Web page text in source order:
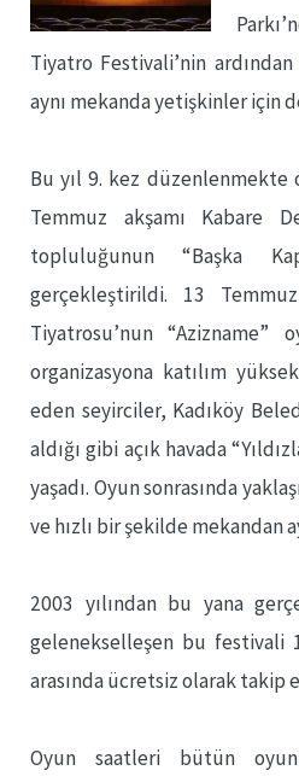
Tiyatro Festivali’nin
aynı mekanda yetişkinler için
Bu yıl 9. kez düzenlenmekte
Temmuz akşamı Kabare
topluluğunun “Başka
gerçekleştirildi. 13
Tiyatrosu’nun
organizasyona katılım
eden seyirciler, Kadıköy
aldığı gibi açık havada
yaşadı. Oyun sonrasında
ve hızlı bir şekilde mekandan
2003 yılından bu yana
gelenekselleşen bu festivali
arasında ücretsiz olarak takip
Oyun saatleri bütün